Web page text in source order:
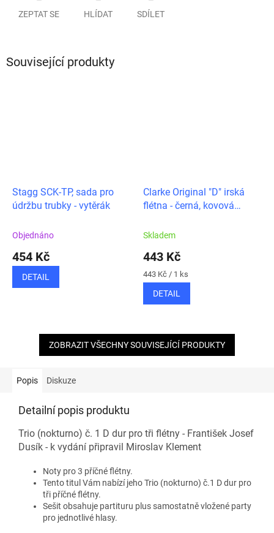
ZEPTAT SE HLÍDAT SDÍLET
Související produkty
Stagg SCK-TP, sada pro
údržbu trubky - vytěrák
Objednáno
454 Kč
DETAIL
Clarke Original "D" irská
flétna - černá, kovová
vložkou
Skladem
443 Kč
Měrná
cena:
443 Kč / 1 ks
DETAIL
ZOBRAZIT VŠECHNY SOUVISEJÍCÍ PRODUKTY
Popis Diskuze
Detailní popis produktu
Trio (nokturno) č. 1 D dur pro tři flétny - František Josef
Dusík - k vydání připravil Miroslav Klement
Noty pro 3 příčné flétny.
Tento titul Vám nabízí jeho Trio (nokturno) č.1 D dur pro
tři příčné flétny.
Sešit obsahuje partituru plus samostatně vložené party
pro jednotlivé hlasy.